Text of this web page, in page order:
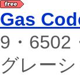
Gas
9・6502
グレー